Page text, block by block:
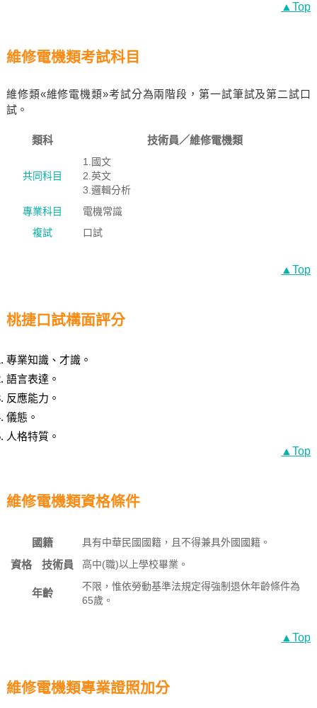
▲Top
維修電機類考試科目
維修類«維修電機類»考試分為兩階段，第一試筆試及第二試口
試。
類科 技術員／維修電機類
共同科目
1.國文
2.英文
3.邏輯分析
專業科目
電機常識
複試
口試
▲Top
桃捷口試構面評分
專業知識、才識。
語言表達。
反應能力。
儀態。
人格特質。
▲Top
維修電機類資格條件
國籍 具有中華民國國籍，且不得兼具外國國籍。
資格 技術員 高中(職)以上學校畢業。
年齡
不限，惟依勞動基準法規定得強制退休年齡條件為
65歲。
▲Top
維修電機類專業證照加分